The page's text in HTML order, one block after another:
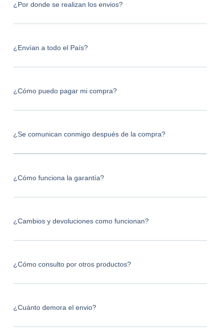
¿Por donde se realizan los envios?
¿Envían a todo el País?
¿Cómo puedo pagar mi compra?
¿Se comunican conmigo después de la compra?
¿Cómo funciona la garantía?
¿Cambios y devoluciones como funcionan?
¿Cómo consulto por otros productos?
¿Cuánto demora el envio?